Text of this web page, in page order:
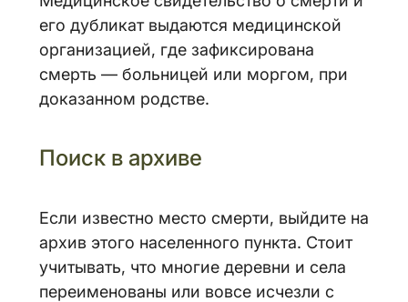
его дубликат выдаются медицинской
организацией, где зафиксирована
смерть — больницей или моргом, при
доказанном родстве.
Поиск в архиве
Если известно место смерти, выйдите на
архив этого населенного пункта. Стоит
учитывать, что многие деревни и села
переименованы или вовсе исчезли с